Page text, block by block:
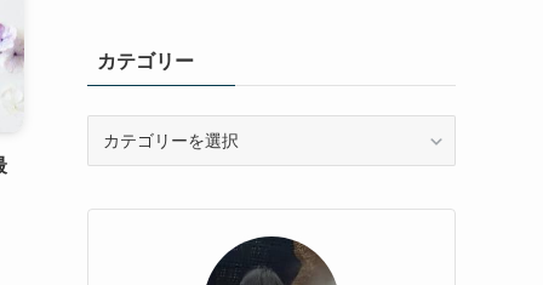
カテゴリー
リ